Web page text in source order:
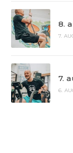
8.
7.
7.
6.